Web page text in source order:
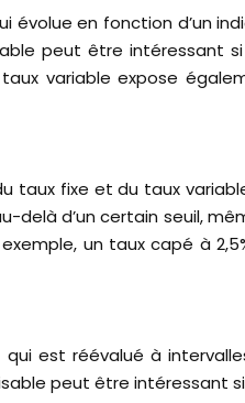
évolue en fonction d’un
peut être intéressant
variable expose
taux fixe et du taux
delà d’un certain seuil,
un taux capé à
est réévalué à
peut être intéressant